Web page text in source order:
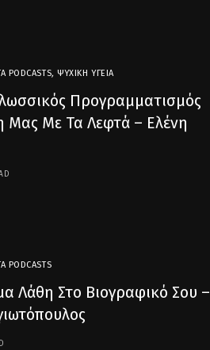
PODCASTS,ΨΥΧΙΚΉ ΥΓΕΊΑ
Προγραμματισμός
Μας Με Τα Λεφτά – Ελένη
PODCASTS
Λάθη Στο Βιογραφικό Σου –